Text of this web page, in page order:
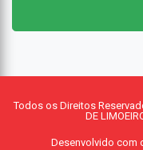
Todos os Direitos
DE
Desenvolvido com